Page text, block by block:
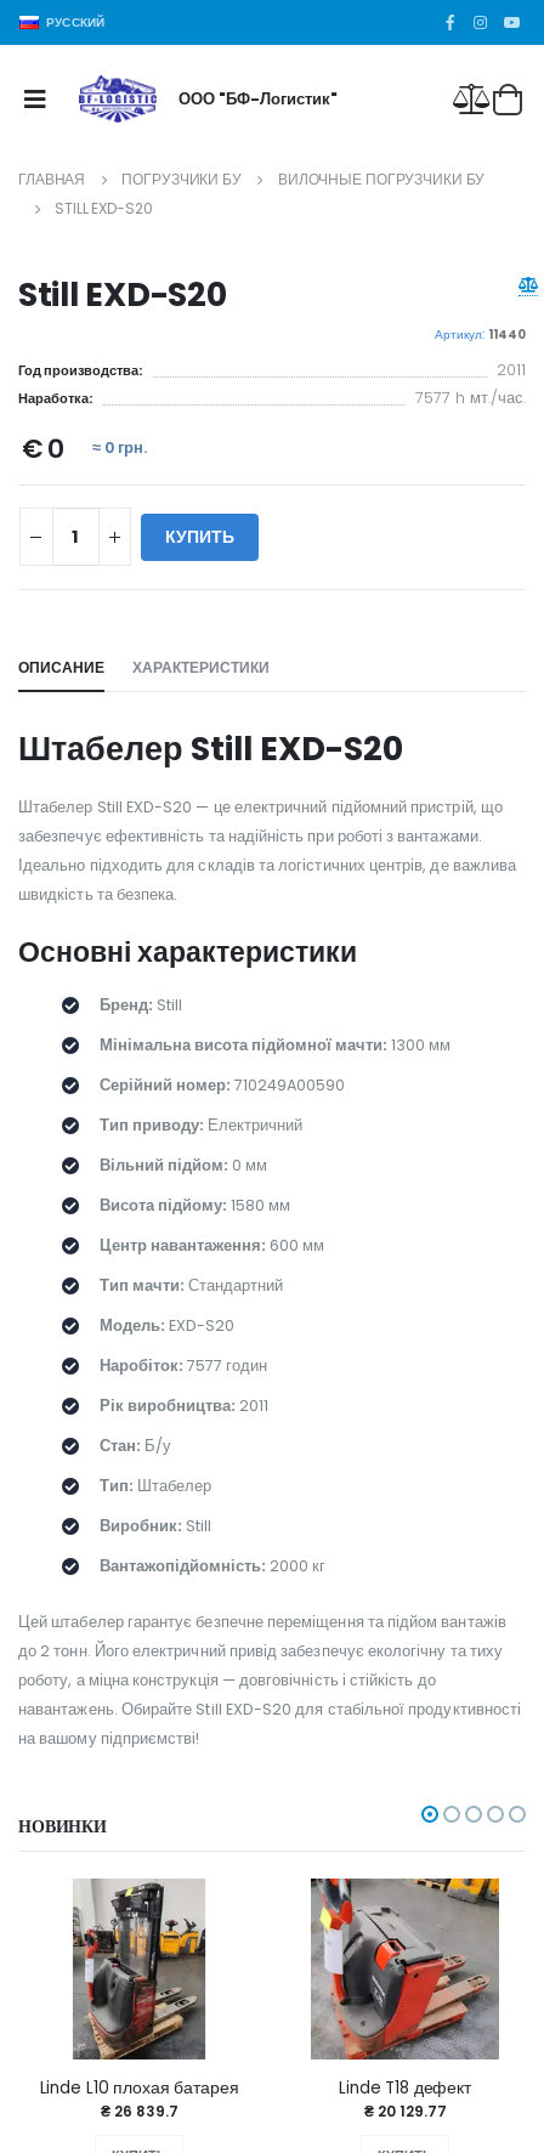
РУССКИЙ
ООО "БФ-Логистик"
ГЛАВНАЯ ПОГРУЗЧИКИ БУ
ВИЛОЧНЫЕ ПОГРУЗЧИКИ БУ
STILL EXD-S20
Still EXD-S20
Артикул: 11440
Год производства: 2011
Наработка: 7577 h мт./час.
€ 0 ≈ 0 грн.
КУПИТЬ
ОПИСАНИЕ ХАРАКТЕРИСТИКИ
Штабелер Still EXD-S20
Штабелер Still EXD-S20 — це електричний підйомний пристрій, що
забезпечує ефективність та надійність при роботі з вантажами.
Ідеально підходить для складів та логістичних центрів, де важлива
швидкість та безпека.
Основні характеристики
Бренд: Still
Мінімальна висота підйомної мачти: 1300 мм
Серійний номер: 710249A00590
Тип приводу: Електричний
Вільний підйом: 0 мм
Висота підйому: 1580 мм
Центр навантаження: 600 мм
Тип мачти: Стандартний
Модель: EXD-S20
Наробіток: 7577 годин
Рік виробництва: 2011
Стан: Б/у
Тип: Штабелер
Виробник: Still
Вантажопідйомність: 2000 кг
Цей штабелер гарантує безпечне переміщення та підйом вантажів
до 2 тонн. Його електричний привід забезпечує екологічну та тиху
роботу, а міцна конструкція — довговічність і стійкість до
навантажень. Обирайте Still EXD-S20 для стабільної продуктивності
на вашому підприємстві!
НОВИНКИ
Linde L10 плохая батарея
₴ 26 839.7
Linde T18 дефект
₴ 20 129.77